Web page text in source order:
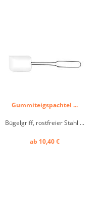
Gummiteigspachtel ...
Bügelgriff, rostfreier Stahl ...
ab 10,40 €